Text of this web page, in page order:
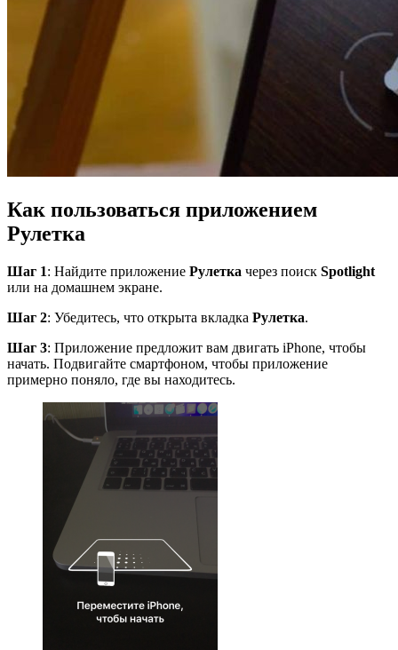
Как пользоваться приложением
Рулетка
Шаг 1: Найдите приложение Рулетка через поиск Spotlight
или на домашнем экране.
Шаг 2: Убедитесь, что открыта вкладка Рулетка.
Шаг 3: Приложение предложит вам двигать iPhone, чтобы
начать. Подвигайте смартфоном, чтобы приложение
примерно поняло, где вы находитесь.